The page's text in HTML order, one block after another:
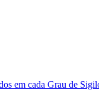
em cada Grau de